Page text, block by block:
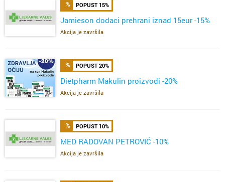
POPUST 15%
Jamieson dodaci prehrani iznad 15eur -15%
Akcija je završila
POPUST 20%
Dietpharm Makulin proizvodi -20%
Akcija je završila
POPUST 10%
MED RADOVAN PETROVIĆ -10%
Akcija je završila